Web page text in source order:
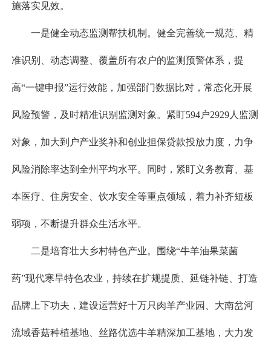
施落实见效。
一是健全动态监测帮扶机制。健全完善统一规范、精
准识别、动态调整、覆盖所有农户的监测预警体系，提
高“一键申报”运行效能，加强部门数据比对，常态化开展
风险预警，及时精准识别监测对象。紧盯594户2929人监测
对象，加大到户产业奖补和创业担保贷款投放力度，力争
风险消除率达到全州平均水平。同时，紧盯义务教育、基
本医疗、住房安全、饮水安全等重点领域，着力补齐短板
弱项，不断提升群众生活水平。
二是培育壮大乡村特色产业。围绕“牛羊油果菜菌
药”现代寒旱特色农业，持续在扩规提质、延链补链、打造
品牌上下功夫，建设运营好十万只肉羊产业园、大南岔河
流域香菇种植基地、丝路优选牛羊精深加工基地，大力发